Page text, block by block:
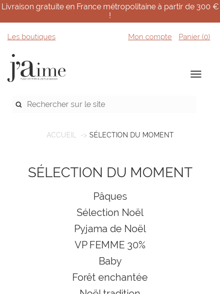
Livraison gratuite en France métropolitaine à partir de 300 €
!
Les boutiques Mon compte Panier (0)
ACCUEIL SÉLECTION DU MOMENT
SÉLECTION DU MOMENT
Pâques
Sélection Noël
Pyjama de Noël
VP FEMME 30%
Baby
Forêt enchantée